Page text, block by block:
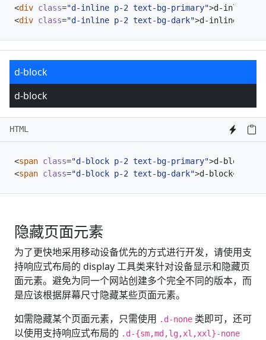
<div class="d-inline p-2 text-bg-primary">d-inline
<div class="d-inline p-2 text-bg-dark">d-inline
d-block
d-block
HTML
<span class="d-block p-2 text-bg-primary">d-block
<span class="d-block p-2 text-bg-dark">d-block</
隐藏页面元素
为了更快地采用移动设备优先的方式进行开发，请使用支
持响应式布局的 display 工具类来针对设备显示和隐藏页
面元素。避免为同一个网站创建多个完全不同的版本，而
是应该根据屏幕尺寸隐藏某些页面元素。
如需隐藏某个页面元素，只需使用 .d-none 类即可，还可
以使用支持响应式布局的 .d-{sm,md,lg,xl,xxl}-none